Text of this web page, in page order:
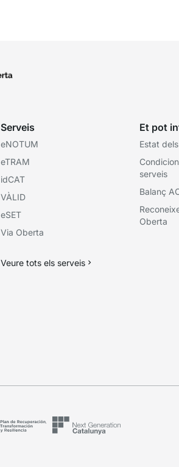
Serveis
eNOTUM
eTRAM
idCAT
VÀLID
eSET
Via Oberta
Veure tots els serveis
Et pot
Estat
serveis
Balanç
Oberta